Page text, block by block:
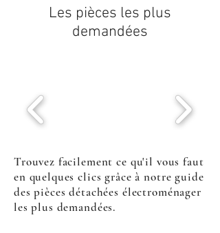
Les pièces les plus
demandées
Trouvez facilement ce qu'il vous faut
en quelques clics grâce à notre guide
des pièces détachées électroménager
les plus demandées.